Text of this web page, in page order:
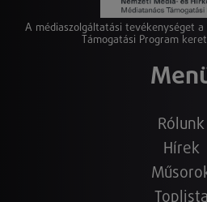
A médiaszolgáltatási tevékenységet a
Támogatási Program
Rólunk
Hírek
Toplista